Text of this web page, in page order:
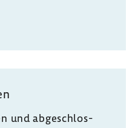
und abge­schlos­